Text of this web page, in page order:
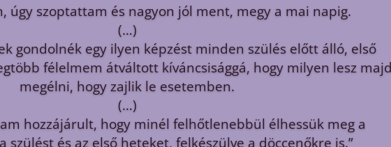
már az első napokban is.
(mert felesleges), sikeresen pelenkáztunk (tudunk, hogy
előnye van!) vagy döntöttünk arról, hogy hason vagy háton
altassuk.
hogyan legyen cicin, mert itt vannak a papírok kinyomtatva és
felragasztva a falra.
elegek voltak ahhoz, hogy ne essünk darabokra
idegességünkben.